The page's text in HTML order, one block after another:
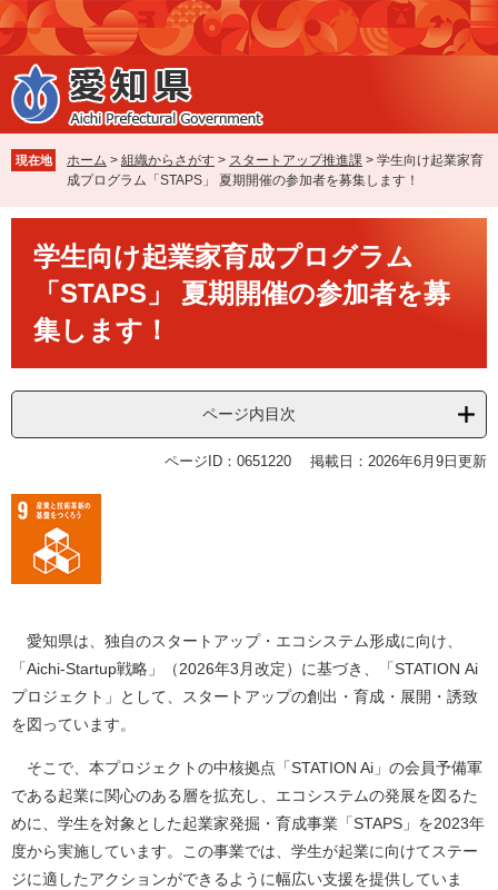
ペ
ー
ジ
の
先
で
す
メ
ニ
ュ
ー
を
ば
し
本
現在地 ホーム > 組織からさがす > スタートアップ推進課 > 学生向け起業家育
成プログラム「STAPS」 夏期開催の参加者を募集します！
学生向け起業家育成プログラム
「STAPS」 夏期開催の参加者を募
集します！
ページ内目次
ページID：0651220 掲載日：2026年6月9日更新
愛知県は、独自のスタートアップ・エコシステム形成に向け、
「Aichi-Startup戦略」（2026年3月改定）に基づき、「STATION Ai
プロジェクト」として、スタートアップの創出・育成・展開・誘致
を図っています。
そこで、本プロジェクトの中核拠点「STATION Ai」の会員予備軍
である起業に関心のある層を拡充し、エコシステムの発展を図るた
めに、学生を対象とした起業家発掘・育成事業「STAPS」を2023年
度から実施しています。この事業では、学生が起業に向けてステー
ジに適したアクションができるように幅広い支援を提供していま